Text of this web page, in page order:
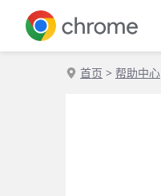
首页 > 帮助中心